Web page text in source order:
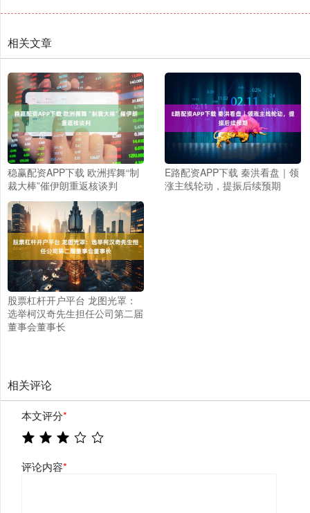
相关文章
稳赢配资APP下载 欧洲挥舞“制
裁大棒”催伊朗重返核谈判
E路配资APP下载 秦洪看盘｜领
涨主线轮动，提振后续预期
股票杠杆开户平台 龙图光罩：
选举柯汉奇先生担任公司第二届
董事会董事长
相关评论
本文评分*
评论内容*